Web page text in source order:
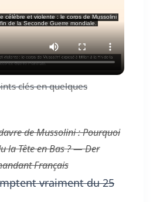
clés en quelques
de Mussolini : Pourquoi
la Tête en Bas ? — Der
Français
vraiment du 25